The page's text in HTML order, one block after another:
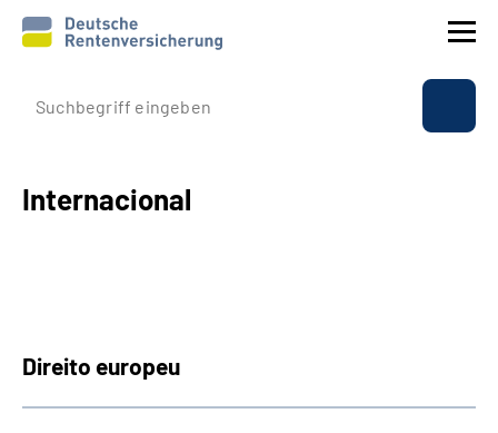
Perfil da empresa
O seguro social
Service
Internacional
Direito europeu